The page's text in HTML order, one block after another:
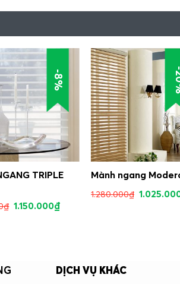
-8%
TRIPLE
₫ 1.150.000₫
-
Mành ngang
1.280.000₫
DỊCH VỤ KHÁC